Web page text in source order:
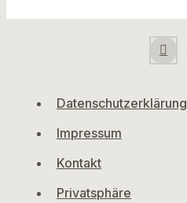
Datenschutzerklärung
Impressum
Kontakt
Privatsphäre